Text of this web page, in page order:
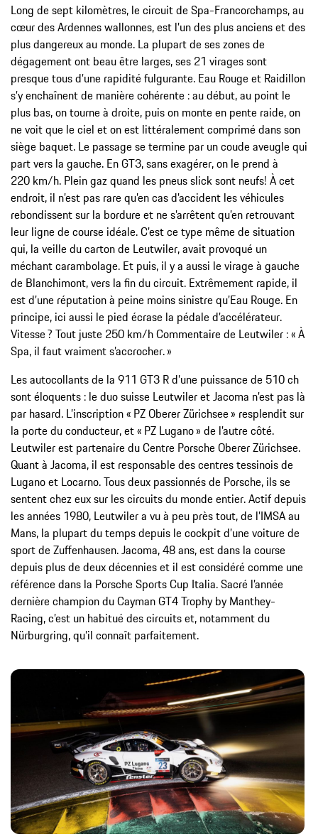
Long de sept kilomètres, le circuit de Spa-Francorchamps, au
cœur des Ardennes wallonnes, est l’un des plus anciens et des
plus dangereux au monde. La plupart de ses zones de
dégagement ont beau être larges, ses 21 virages sont
presque tous d’une rapidité fulgurante. Eau Rouge et Raidillon
s’y enchaînent de manière cohérente : au début, au point le
plus bas, on tourne à droite, puis on monte en pente raide, on
ne voit que le ciel et on est littéralement comprimé dans son
siège baquet. Le passage se termine par un coude aveugle qui
part vers la gauche. En GT3, sans exagérer, on le prend à
220 km/h. Plein gaz quand les pneus slick sont neufs! À cet
endroit, il n’est pas rare qu’en cas d’accident les véhicules
rebondissent sur la bordure et ne s’arrêtent qu’en retrouvant
leur ligne de course idéale. C’est ce type même de situation
qui, la veille du carton de Leutwiler, avait provoqué un
méchant carambolage. Et puis, il y a aussi le virage à gauche
de Blanchimont, vers la fin du circuit. Extrêmement rapide, il
est d’une réputation à peine moins sinistre qu’Eau Rouge. En
principe, ici aussi le pied écrase la pédale d’accélérateur.
Vitesse ? Tout juste 250 km/h Commentaire de Leutwiler : « À
Spa, il faut vraiment s’accrocher. »
Les autocollants de la 911 GT3 R d’une puissance de 510 ch
sont éloquents : le duo suisse Leutwiler et Jacoma n’est pas là
par hasard. L’inscription « PZ Oberer Zürichsee » resplendit sur
la porte du conducteur, et « PZ Lugano » de l’autre côté.
Leutwiler est partenaire du Centre Porsche Oberer Zürichsee.
Quant à Jacoma, il est responsable des centres tessinois de
Lugano et Locarno. Tous deux passionnés de Porsche, ils se
sentent chez eux sur les circuits du monde entier. Actif depuis
les années 1980, Leutwiler a vu à peu près tout, de l’IMSA au
Mans, la plupart du temps depuis le cockpit d’une voiture de
sport de Zuffenhausen. Jacoma, 48 ans, est dans la course
depuis plus de deux décennies et il est considéré comme une
référence dans la Porsche Sports Cup Italia. Sacré l’année
dernière champion du Cayman GT4 Trophy by Manthey-
Racing, c’est un habitué des circuits et, notamment du
Nürburgring, qu’il connaît parfaitement.